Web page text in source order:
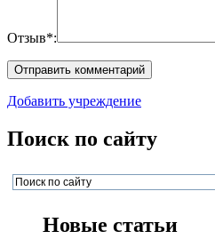
Отзыв*:
Добавить учреждение
Поиск по сайту
Новые статьи